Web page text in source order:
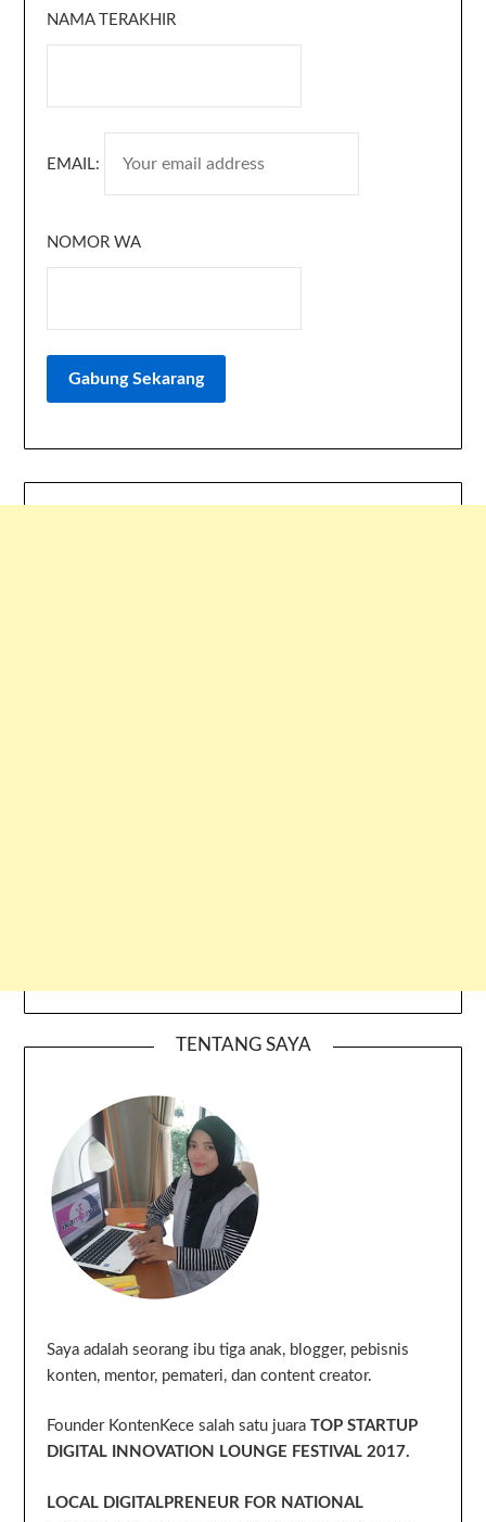
NAMA TERAKHIR
EMAIL:
NOMOR WA
TENTANG SAYA
Saya adalah seorang ibu tiga anak, blogger, pebisnis
konten, mentor, pemateri, dan content creator.
Founder KontenKece salah satu juaraTOP STARTUP
DIGITAL INNOVATION LOUNGE FESTIVAL 2017.
LOCAL DIGITALPRENEUR FOR NATIONAL